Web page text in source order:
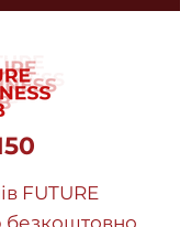
FUTURE
безкоштовно